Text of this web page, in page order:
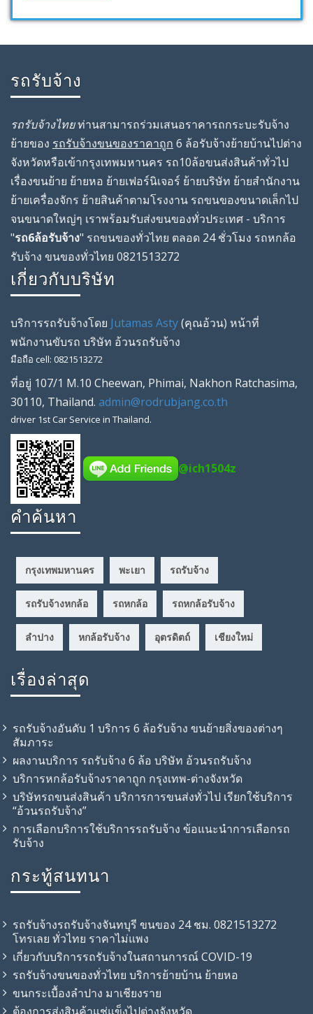
รถรับจ้าง
รถรับจ้างไทยท่านสามารถร่วมเสนอราคารถกระบะรับจ้าง
ย้ายของ รถรับจ้างขนของราคาถูก 6 ล้อรับจ้างย้ายบ้านไปต่าง
จังหวัดหรือเข้ากรุงเทพมหานคร รถ10ล้อขนส่งสินค้าทั่วไป
เรื่องขนย้าย ย้ายหอ ย้ายเฟอร์นิเจอร์ ย้ายบริษัท ย้ายสํานักงาน
ย้ายเครื่องจักร ย้ายสินค้าตามโรงงาน รถขนของขนาดเล็กไป
จนขนาดใหญ่ๆ เราพร้อมรับส่งขนของทั่วประเทศ - บริการ
"รถ6ล้อรับจ้าง" รถขนของทั่วไทย ตลอด 24 ชั่วโมง รถหกล้อ
รับจ้าง ขนของทั่วไทย 0821513272
เกี่ยวกับบริษัท
บริการรถรับจ้างโดย Jutamas Asty(คุณอ้วน) หน้าที่
พนักงานขับรถ บริษัท อ้วนรถรับจ้าง
มือถือ cell: 0821513272
ที่อยู่ 107/1 M.10 Cheewan, Phimai, Nakhon Ratchasima,
30110, Thailand. admin@rodrubjang.co.th
driver 1st Car Service in Thailand.
@ich1504z
คำค้นหา
กรุงเทพมหานคร พะเยา รถรับจ้าง
รถรับจ้างหกล้อ รถหกล้อ รถหกล้อรับจ้าง
ลำปาง หกล้อรับจ้าง อุตรดิตถ์ เชียงใหม่
เรื่องล่าสุด
รถรับจ้างอันดับ 1 บริการ 6 ล้อรับจ้าง ขนย้ายสิ่งของต่างๆ
สัมภาระ
ผลงานบริการ รถรับจ้าง 6 ล้อ บริษัท อ้วนรถรับจ้าง
บริการหกล้อรับจ้างราคาถูก กรุงเทพ-ต่างจังหวัด
บริษัทรถขนส่งสินค้า บริการการขนส่งทั่วไป เรียกใช้บริการ
“อ้วนรถรับจ้าง”
การเลือกบริการใช้บริการรถรับจ้าง ข้อแนะนำการเลือกรถ
รับจ้าง
กระทู้สนทนา
รถรับจ้างรถรับจ้างจันทบุรี ขนของ 24 ชม. 0821513272
โทรเลย ทั่วไทย ราคาไม่แพง
เกี่ยวกับบริการรถรับจ้างในสถานการณ์ COVID-19
รถรับจ้าง​ขนของทั่วไทย บริการย้ายบ้าน ย้ายหอ
ขนกระเบื้องลำปาง มาเชียงราย